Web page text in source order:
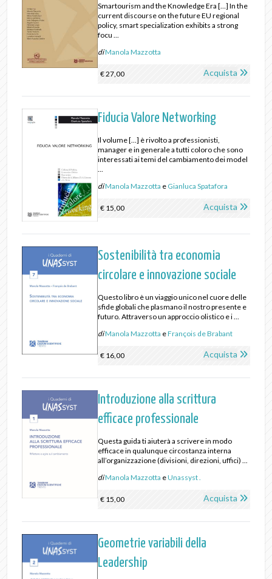
Smartourism and the Knowledge Era […] In the
current discourse on the future EU regional
policy, smart specialization exhibits a strong
focu ...
diManola Mazzotta
€ 27,00 Acquista
Fiducia Valore Networking
Il volume […] è rivolto a professionisti,
manager e in generale a tutti coloro che sono
interessati ai temi del cambiamento dei model
...
diManola Mazzotta e Gianluca Spatafora
€ 15,00 Acquista
Sostenibilità tra economia
circolare e innovazione sociale
Questo libro è un viaggio unico nel cuore delle
sfide globali che plasmano il nostro presente e
futuro. Attraverso un approccio olistico e i ...
diManola Mazzotta eFrançois de Brabant
€ 16,00 Acquista
Introduzione alla scrittura
efficace professionale
Questa guida ti aiuterà a scrivere in modo
efficace in qualunque circostanza interna
all’organizzazione (divisioni, direzioni, uffici) ...
diManola Mazzotta eUnassyst .
€ 15,00 Acquista
Geometrie variabili della
Leadership